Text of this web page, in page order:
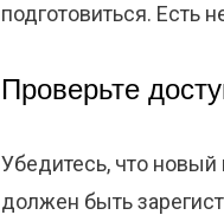
подготовиться. Есть
Проверьте
Убедитесь, что новый
должен быть